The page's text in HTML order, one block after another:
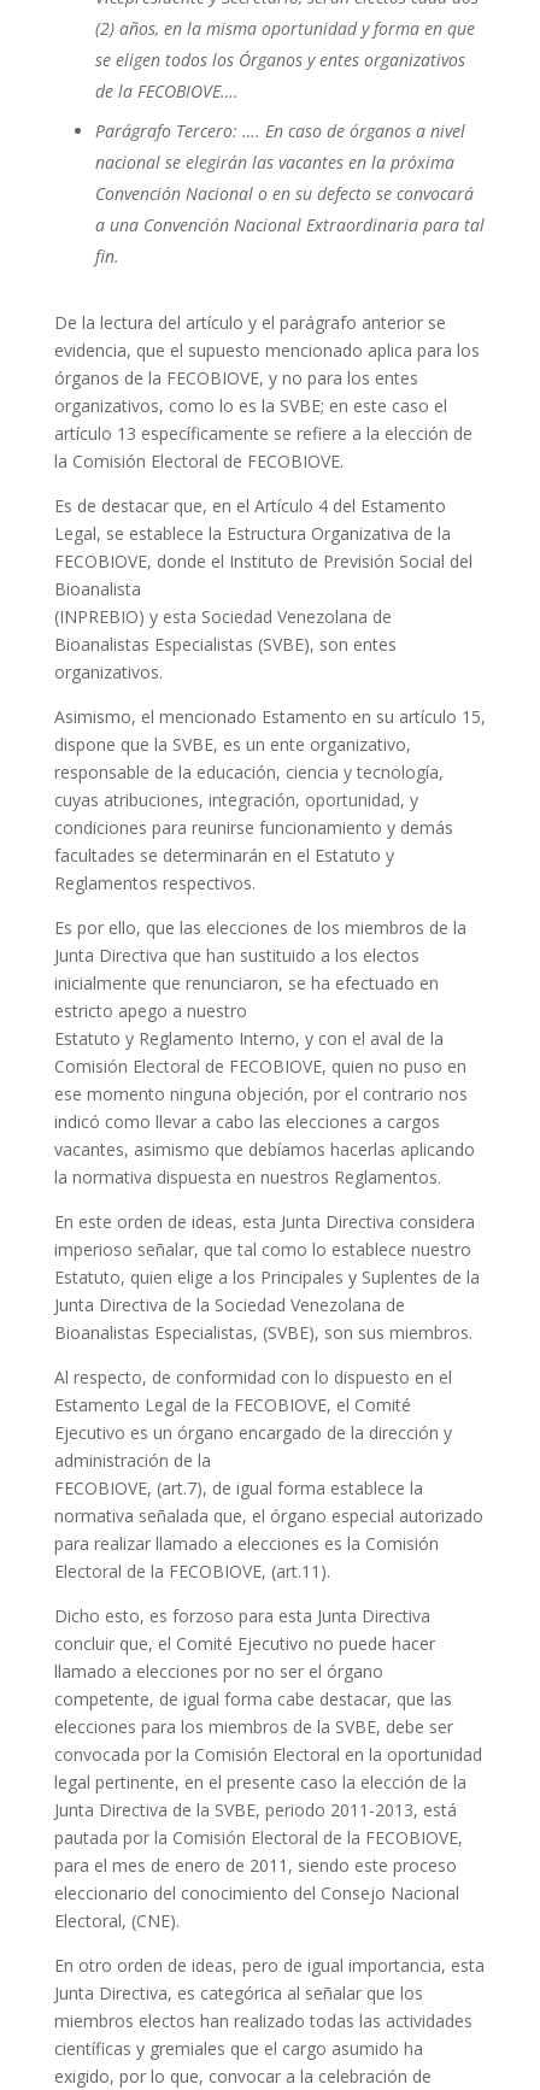
(2) años, en la misma oportunidad y forma en que
se eligen todos los Órganos y entes organizativos
de la FECOBIOVE….
Parágrafo Tercero: …. En caso de órganos a nivel
nacional se elegirán las vacantes en la próxima
Convención Nacional o en su defecto se convocará
a una Convención Nacional Extraordinaria para tal
fin.
De la lectura del artículo y el parágrafo anterior se
evidencia, que el supuesto mencionado aplica para los
órganos de la FECOBIOVE, y no para los entes
organizativos, como lo es la SVBE; en este caso el
artículo 13 específicamente se refiere a la elección de
la Comisión Electoral de FECOBIOVE.
Es de destacar que, en el Artículo 4 del Estamento
Legal, se establece la Estructura Organizativa de la
FECOBIOVE, donde el Instituto de Previsión Social del
Bioanalista
(INPREBIO) y esta Sociedad Venezolana de
Bioanalistas Especialistas (SVBE), son entes
organizativos.
Asimismo, el mencionado Estamento en su artículo 15,
dispone que la SVBE, es un ente organizativo,
responsable de la educación, ciencia y tecnología,
cuyas atribuciones, integración, oportunidad, y
condiciones para reunirse funcionamiento y demás
facultades se determinarán en el Estatuto y
Reglamentos respectivos.
Es por ello, que las elecciones de los miembros de la
Junta Directiva que han sustituido a los electos
inicialmente que renunciaron, se ha efectuado en
estricto apego a nuestro
Estatuto y Reglamento Interno, y con el aval de la
Comisión Electoral de FECOBIOVE, quien no puso en
ese momento ninguna objeción, por el contrario nos
indicó como llevar a cabo las elecciones a cargos
vacantes, asimismo que debíamos hacerlas aplicando
la normativa dispuesta en nuestros Reglamentos.
En este orden de ideas, esta Junta Directiva considera
imperioso señalar, que tal como lo establece nuestro
Estatuto, quien elige a los Principales y Suplentes de la
Junta Directiva de la Sociedad Venezolana de
Bioanalistas Especialistas, (SVBE), son sus miembros.
Al respecto, de conformidad con lo dispuesto en el
Estamento Legal de la FECOBIOVE, el Comité
Ejecutivo es un órgano encargado de la dirección y
administración de la
FECOBIOVE, (art.7), de igual forma establece la
normativa señalada que, el órgano especial autorizado
para realizar llamado a elecciones es la Comisión
Electoral de la FECOBIOVE, (art.11).
Dicho esto, es forzoso para esta Junta Directiva
concluir que, el Comité Ejecutivo no puede hacer
llamado a elecciones por no ser el órgano
competente, de igual forma cabe destacar, que las
elecciones para los miembros de la SVBE, debe ser
convocada por la Comisión Electoral en la oportunidad
legal pertinente, en el presente caso la elección de la
Junta Directiva de la SVBE, periodo 2011-2013, está
pautada por la Comisión Electoral de la FECOBIOVE,
para el mes de enero de 2011, siendo este proceso
eleccionario del conocimiento del Consejo Nacional
Electoral, (CNE).
En otro orden de ideas, pero de igual importancia, esta
Junta Directiva, es categórica al señalar que los
miembros electos han realizado todas las actividades
científicas y gremiales que el cargo asumido ha
exigido, por lo que, convocar a la celebración de